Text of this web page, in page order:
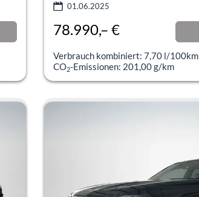
01.06.2025
78.990,– €
Verbrauch kombiniert: 7,70 l/100km
CO2-Emissionen: 201,00 g/km